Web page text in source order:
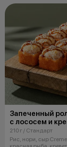
Запеченный
с лососем и
210 г / Стандарт
Рис, нори, сыр